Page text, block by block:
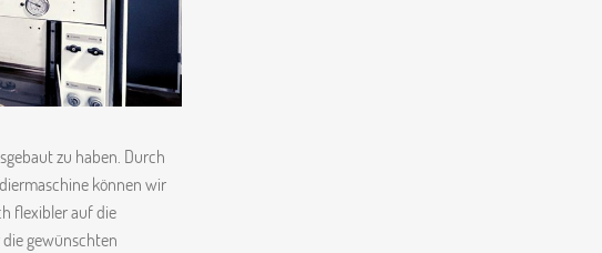
zu haben. Durch
können wir
flexibler auf die
gewünschten